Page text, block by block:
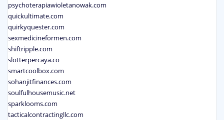
psychoterapiawioletanowak.com
quickultimate.com
quirkyquester.com
sexmedicineformen.com
shiftripple.com
slotterpercaya.co
smartcoolbox.com
sohanjitfinances.com
soulfulhousemusic.net
sparklooms.com
tacticalcontractingllc.com